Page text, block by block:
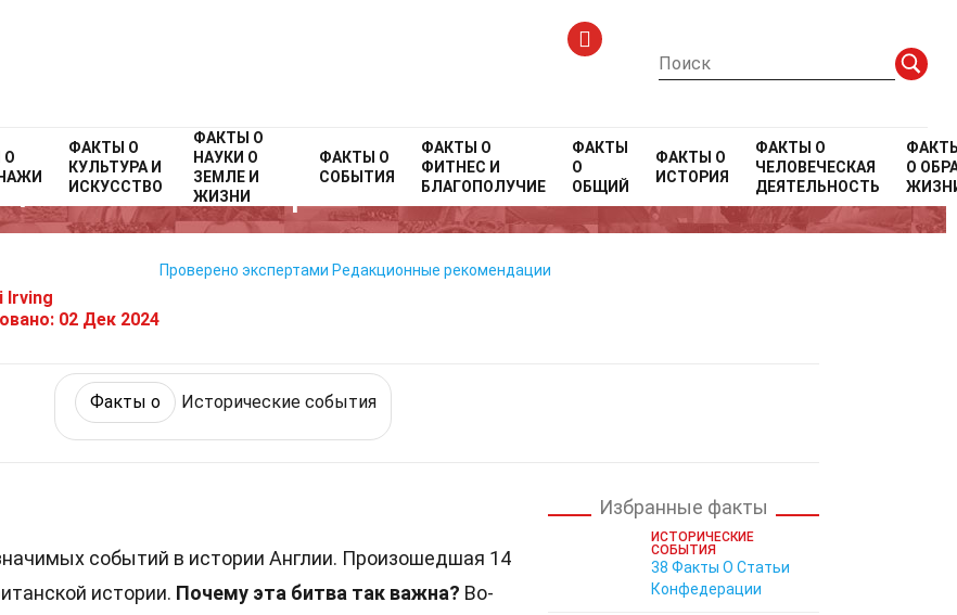
О
ФАКТЫ О
КУЛЬТУРА И
ИСКУССТВО
ФАКТЫ О
НАУКИ О
ЗЕМЛЕ И
ЖИЗНИ
ФАКТЫ О
СОБЫТИЯ
ФАКТЫ О
ФИТНЕС И
БЛАГОПОЛУЧИЕ
ФАКТЫ
О
ОБЩИЙ
ФАКТЫ О
ИСТОРИЯ
ФАКТЫ О
ЧЕЛОВЕЧЕСКАЯ
ДЕЯТЕЛЬНОСТЬ
О
Факты оИстория Факты о Исторические события
Факты О Битва При Гастингсе
Irving
02 Дек 2024
Проверено экспертами Редакционные рекомендации
Факты о Исторические события
событий в истории Англии. Произошедшая 14
истории. Почему эта битва так важна? Во-
Избранные факты
ИСТОРИЧЕСКИЕ
СОБЫТИЯ
38 Факты О Статьи
Конфедерации